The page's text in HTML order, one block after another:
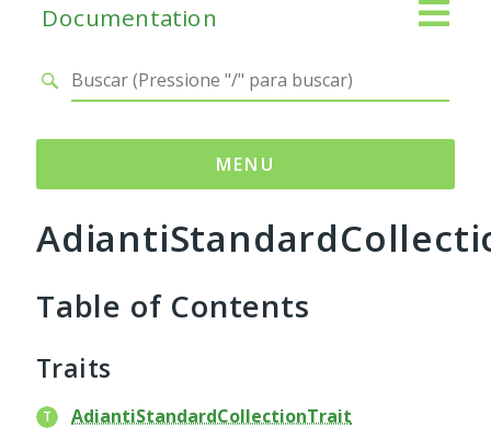
Documentation
MENU
Namespaces
Base
Core
Database
Http
Table of Contents
Traits
AdiantiStandardCollectionTrait